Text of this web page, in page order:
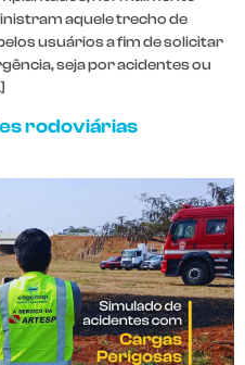
aquele trecho de
usuários a fim de solicitar
seja por acidentes ou
rodoviárias